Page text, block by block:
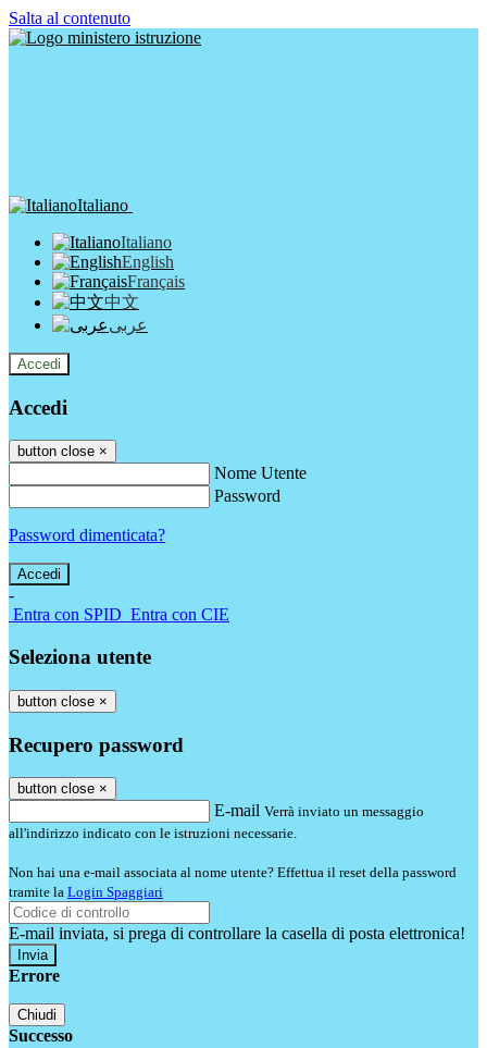
Salta al contenuto
Italiano
Italiano
English
Français
中文
عربى
Accedi
Accedi
button close ×
Nome Utente
Password
Password dimenticata?
-
Entra con SPID Entra con CIE
Seleziona utente
button close ×
Recupero password
button close ×
E-mail Verrà inviato un messaggio
all'indirizzo indicato con le istruzioni necessarie.
Non hai una e-mail associata al nome utente? Effettua il reset della password
tramite la Login Spaggiari
E-mail inviata, si prega di controllare la casella di posta elettronica!
Errore
Chiudi
Successo